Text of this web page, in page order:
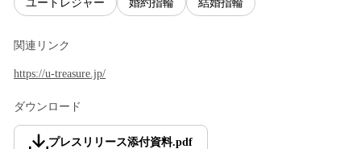
ユートレジャー 婚約指輪 結婚指輪
関連リンク
https://u-treasure.jp/
ダウンロード
プレスリリース添付資料.pdf